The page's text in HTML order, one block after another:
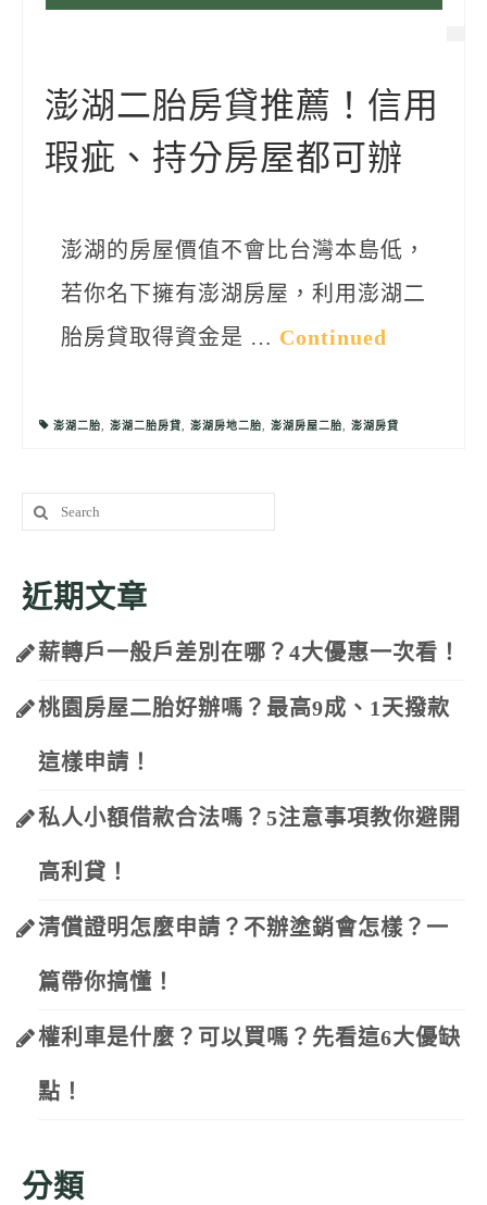
澎湖二胎房貸推薦！信用
瑕疵、持分房屋都可辦
澎湖的房屋價值不會比台灣本島低，
若你名下擁有澎湖房屋，利用澎湖二
胎房貸取得資金是 … Continued
澎湖二胎, 澎湖二胎房貸, 澎湖房地二胎, 澎湖房屋二胎, 澎湖房貸
Search
for:
近期文章
薪轉戶一般戶差別在哪？4大優惠一次看！
桃園房屋二胎好辦嗎？最高9成、1天撥款
這樣申請！
私人小額借款合法嗎？5注意事項教你避開
高利貸！
清償證明怎麼申請？不辦塗銷會怎樣？一
篇帶你搞懂！
權利車是什麼？可以買嗎？先看這6大優缺
點！
分類